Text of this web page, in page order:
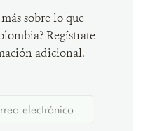
sobre lo que
Regístrate
adicional.